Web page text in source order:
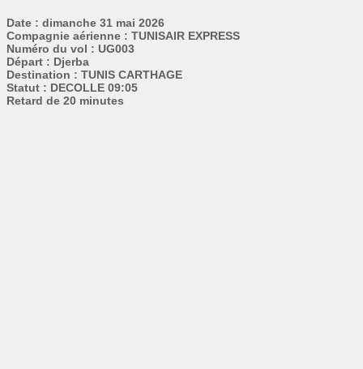
Date : dimanche 31 mai 2026
Compagnie aérienne : TUNISAIR EXPRESS
Numéro du vol : UG003
Départ : Djerba
Destination : TUNIS CARTHAGE
Statut : DECOLLE 09:05
Retard de 20 minutes